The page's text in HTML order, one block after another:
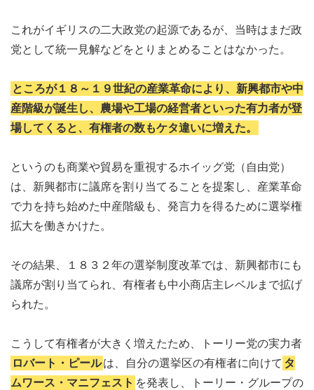
これがイギリスの二大政党の起源であるが、当時はまだ政
党として統一見解などをとりまとめることはなかった。
ところが１８～１９世紀の産業革命により、新興都市や中
産階級が誕生し、農場や工場の経営者といった有力者が登
場してくると、有権者の数もケタ違いに増えた。
というのも商業や貿易を重視するホイッグ党（自由党）
は、新興都市に議席を割り当てることを提案し、産業革命
で力を持ち始めた中産階級も、発言力を得るために選挙権
拡大を働きかけた。
その結果、１８３２年の選挙制度改革では、新興都市にも
議席が割り当てられ、有権者も中小商店主レベルまで拡げ
られた。
こうして有権者が大きく増えたため、トーリー党の実力者
ロバート・ピールは、自分の選挙区の有権者に向けて タ
ムワース・マニフェスト を発表し、トーリー・グループの